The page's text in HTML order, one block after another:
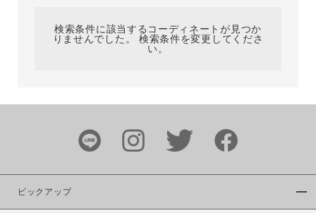
検索条件に該当するコーディネートが見つか
りませんでした。 検索条件を変更してくださ
い。
ピックアップ